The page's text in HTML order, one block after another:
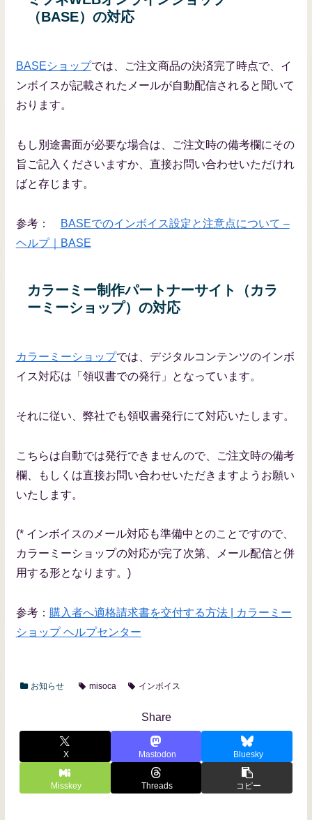
（BASE）の対応
BASEショップでは、ご注文商品の決済完了時点で、イ
ンボイスが記載されたメールが自動配信されると聞いて
おります。
もし別途書面が必要な場合は、ご注文時の備考欄にその
旨ご記入くださいますか、直接お問い合わせいただけれ
ばと存じます。
参考：
BASEでのインボイス設定と注意点について –
ヘルプ｜BASE
カラーミー制作パートナーサイト（カラ
ーミーショップ）の対応
カラーミーショップでは、デジタルコンテンツのインボ
イス対応は「領収書での発行」となっています。
それに従い、弊社でも領収書発行にて対応いたします。
こちらは自動では発行できませんので、ご注文時の備考
欄、もしくは直接お問い合わせいただきますようお願い
いたします。
(* インボイスのメール対応も準備中とのことですので、
カラーミーショップの対応が完了次第、メール配信と併
用する形となります。)
参考： 購入者へ適格請求書を交付する方法 | カラーミー
ショップ ヘルプセンター
お知らせ misoca インボイス
Share
X Mastodon Bluesky
Misskey Threads コピー